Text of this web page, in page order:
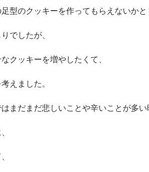
型のクッキーを作ってもらえないか
でしたが、
クッキーを増やしたくて、
えました。
まだまだ悲しいことや辛いことが多